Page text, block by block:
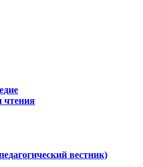
чтения
вестник)